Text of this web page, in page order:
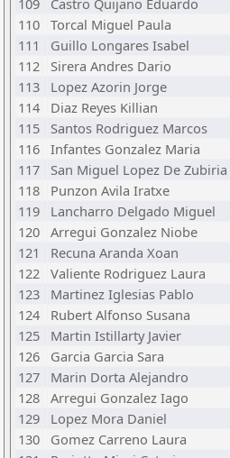
109 Castro Quijano Eduardo
110 Torcal Miguel Paula
111
Guillo Longares Isabel
112
Sirera Andres Dario
113
Lopez Azorin Jorge
114
Diaz Reyes Killian
115
Santos Rodriguez Marcos
116 Infantes Gonzalez Maria
117
San Miguel Lopez De Zubiria
118
Punzon Avila Iratxe
119
Lancharro Delgado Miguel
120 Arregui Gonzalez Niobe
121
Recuna Aranda Xoan
122 Valiente Rodriguez Laura
123
Martinez Iglesias Pablo
124
Rubert Alfonso Susana
125
Martin Istillarty Javier
126
Garcia Garcia Sara
127
Marin Dorta Alejandro
128 Arregui Gonzalez Iago
129
Lopez Mora Daniel
130
Gomez Carreno Laura